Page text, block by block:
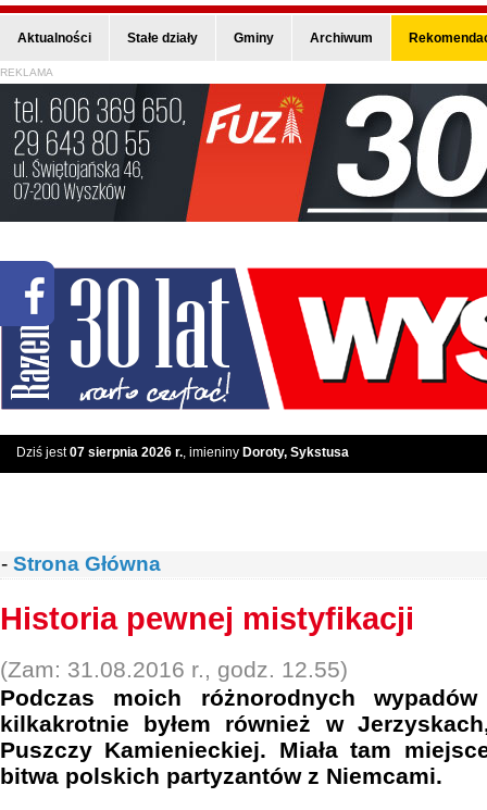
Aktualności Stałe działy Gminy Archiwum
REKLAMA
Dziś jest07 sierpnia 2026 r., imieniny Doroty, Sykstusa
- Strona Główna
Historia pewnej mistyfikacji
(Zam: 31.08.2016 r., godz. 12.55)
Podczas moich różnorodnych
kilkakrotnie byłem również w
Puszczy Kamienieckiej. Miała tam
bitwa polskich partyzantów z Niemcami.